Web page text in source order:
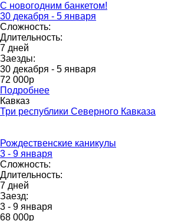
С новогодним банкетом!
30 декабря - 5 января
Сложность:
Длительность:
7 дней
Заезды:
30 декабря - 5 января
72 000p
Подробнее
Кавказ
Три республики Северного Кавказа
Рождественские каникулы
3 - 9 января
Сложность:
Длительность:
7 дней
Заезд:
3 - 9 января
68 000p